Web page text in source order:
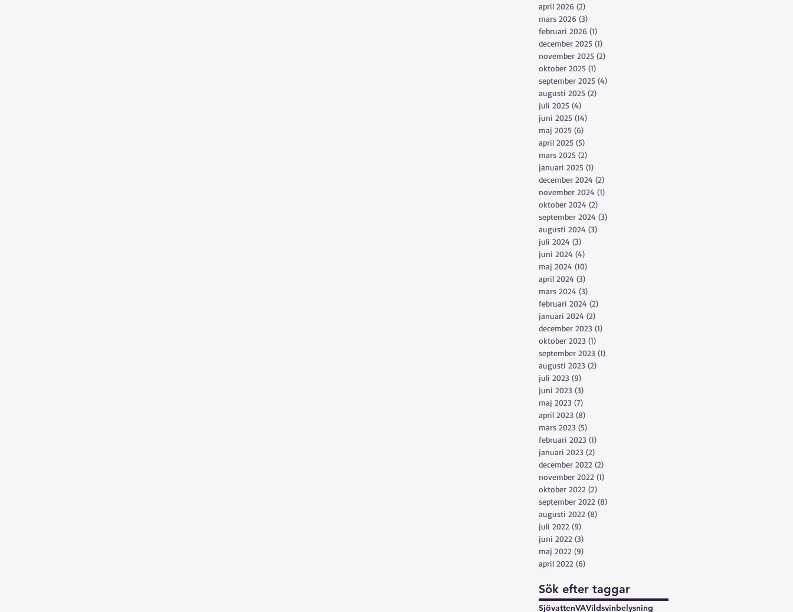
april 2026 (2)
mars 2026 (3)
februari 2026 (1)
december 2025 (1)
november 2025 (2)
oktober 2025 (1)
september 2025 (4)
augusti 2025 (2)
juli 2025 (4)
juni 2025 (14)
maj 2025 (6)
april 2025 (5)
mars 2025 (2)
januari 2025 (1)
december 2024 (2)
november 2024 (1)
oktober 2024 (2)
september 2024 (3)
augusti 2024 (3)
juli 2024 (3)
juni 2024 (4)
maj 2024 (10)
april 2024 (3)
mars 2024 (3)
februari 2024 (2)
januari 2024 (2)
december 2023 (1)
oktober 2023 (1)
september 2023 (1)
augusti 2023 (2)
juli 2023 (9)
juni 2023 (3)
maj 2023 (7)
april 2023 (8)
mars 2023 (5)
februari 2023 (1)
januari 2023 (2)
december 2022 (2)
november 2022 (1)
oktober 2022 (2)
september 2022 (8)
augusti 2022 (8)
juli 2022 (9)
juni 2022 (3)
maj 2022 (9)
april 2022 (6)
Sök efter taggar
SjövattenVAVildsvinbelysning